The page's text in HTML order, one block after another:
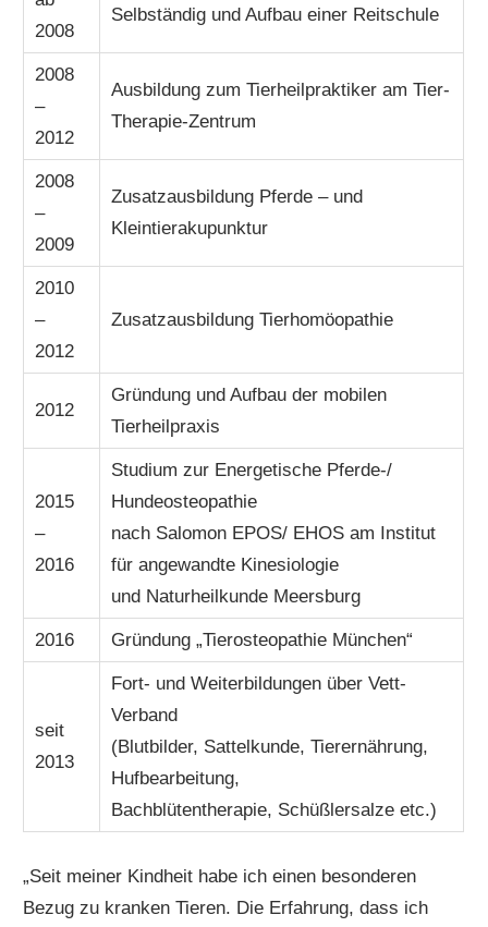
2008
Selbständig und Aufbau einer Reitschule
2008
–
2012
Ausbildung zum Tierheilpraktiker am Tier-
Therapie-Zentrum
2008
–
2009
Zusatzausbildung Pferde – und
Kleintierakupunktur
2010
–
2012
Zusatzausbildung Tierhomöopathie
2012
Gründung und Aufbau der mobilen
Tierheilpraxis
2015
–
2016
Studium zur Energetische Pferde-/
Hundeosteopathie
nach Salomon EPOS/ EHOS am Institut
für angewandte Kinesiologie
und Naturheilkunde Meersburg
2016 Gründung „Tierosteopathie München“
seit
2013
Fort- und Weiterbildungen über Vett-
Verband
(Blutbilder, Sattelkunde, Tierernährung,
Hufbearbeitung,
Bachblütentherapie, Schüßlersalze etc.)
„Seit meiner Kindheit habe ich einen besonderen
Bezug zu kranken Tieren. Die Erfahrung, dass ich